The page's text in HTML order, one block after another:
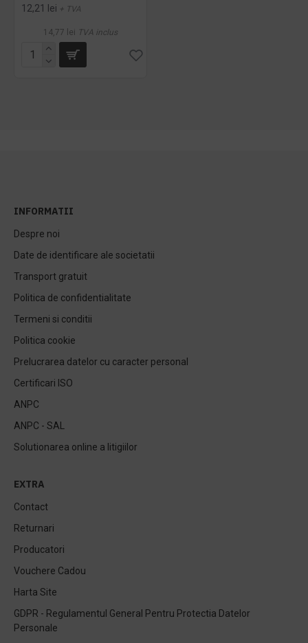
12,21 lei + TVA
14,77 lei TVA inclus
INFORMATII
Despre noi
Date de identificare ale societatii
Transport gratuit
Politica de confidentialitate
Termeni si conditii
Politica cookie
Prelucrarea datelor cu caracter personal
Certificari ISO
ANPC
ANPC - SAL
Solutionarea online a litigiilor
EXTRA
Contact
Returnari
Producatori
Vouchere Cadou
Harta Site
GDPR - Regulamentul General Pentru Protectia Datelor
Personale